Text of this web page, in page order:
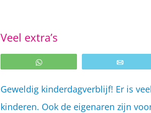
Veel extra’s
Geweldig kinderdagverblijf! Er is
kinderen. Ook de eigenaren zijn